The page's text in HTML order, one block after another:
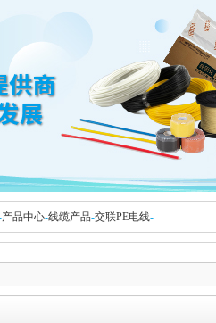
产品中心-线缆产品-交联PE电线-